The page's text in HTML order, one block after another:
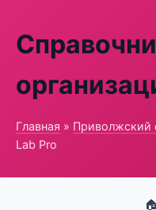
Главная » Приволжский
Lab Pro